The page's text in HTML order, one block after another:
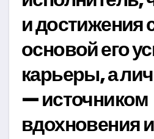
и достижения
основой его
карьеры, а
— источником
вдохновения